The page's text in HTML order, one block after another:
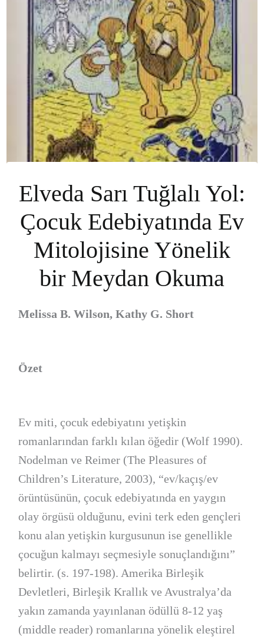
Elveda Sarı Tuğlalı Yol:
Çocuk Edebiyatında Ev
Mitolojisine Yönelik
bir Meydan Okuma
Melissa B. Wilson, Kathy G. Short
Özet
Ev miti, çocuk edebiyatını yetişkin
romanlarından farklı kılan öğedir (Wolf 1990).
Nodelman ve Reimer (The Pleasures of
Children’s Literature, 2003), “ev/kaçış/ev
örüntüsünün, çocuk edebiyatında en yaygın
olay örgüsü olduğunu, evini terk eden gençleri
konu alan yetişkin kurgusunun ise genellikle
çocuğun kalmayı seçmesiyle sonuçlandığını”
belirtir. (s. 197-198). Amerika Birleşik
Devletleri, Birleşik Krallık ve Avustralya’da
yakın zamanda yayınlanan ödüllü 8-12 yaş
(middle reader) romanlarına yönelik eleştirel